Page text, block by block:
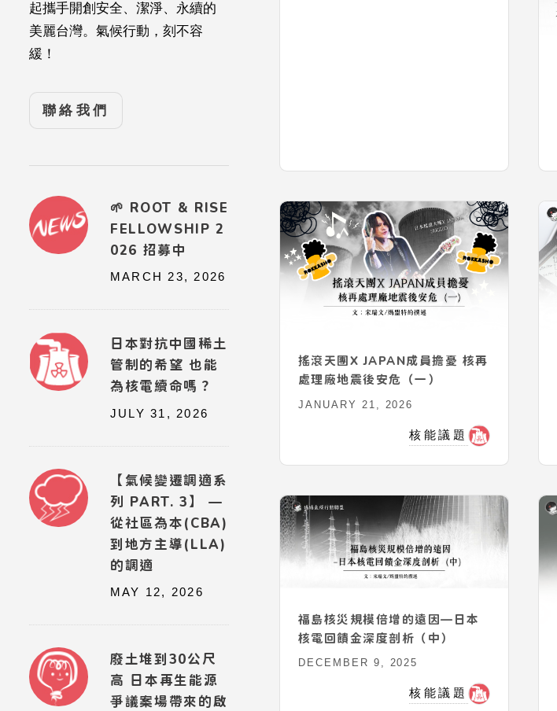
搖滾天團X JAPAN成員擔憂 核再
處理廠地震後安危（一）
JANUARY 21, 2026
核能議題
福島核災規模倍增的遠因—日本
核電回饋金深度剖析（中）
DECEMBER 9, 2025
核能議題
起攜手開創安全、潔淨、永續的
美麗台灣。氣候行動，刻不容
緩！
聯絡我們
🌱 ROOT & RISE
FELLOWSHIP 2
026 招募中
MARCH 23, 2026
日本對抗中國稀土
管制的希望 也能
為核電續命嗎？
JULY 31, 2026
【氣候變遷調適系
列 PART. 3】 —
從社區為本(CBA)
到地方主導(LLA)
的調適
MAY 12, 2026
廢土堆到30公尺
高 日本再生能源
爭議案場帶來的啟